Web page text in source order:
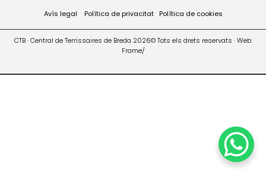
Avís legal Política de privacitat Política de cookies
CTB · Central de Terrissaires de Breda 2026© Tots els drets reservats · Web:
Frame/